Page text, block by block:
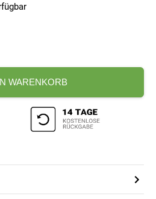
WARENKORB